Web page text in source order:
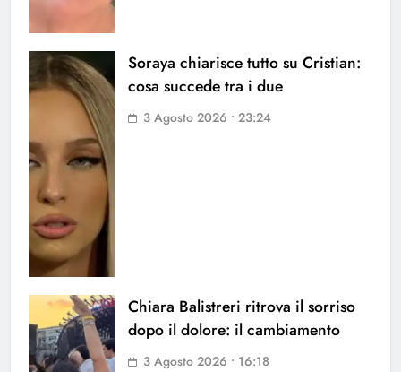
Soraya chiarisce tutto su Cristian:
cosa succede tra i due
3 Agosto 2026 • 23:24
Chiara Balistreri ritrova il sorriso
dopo il dolore: il cambiamento
3 Agosto 2026 • 16:18